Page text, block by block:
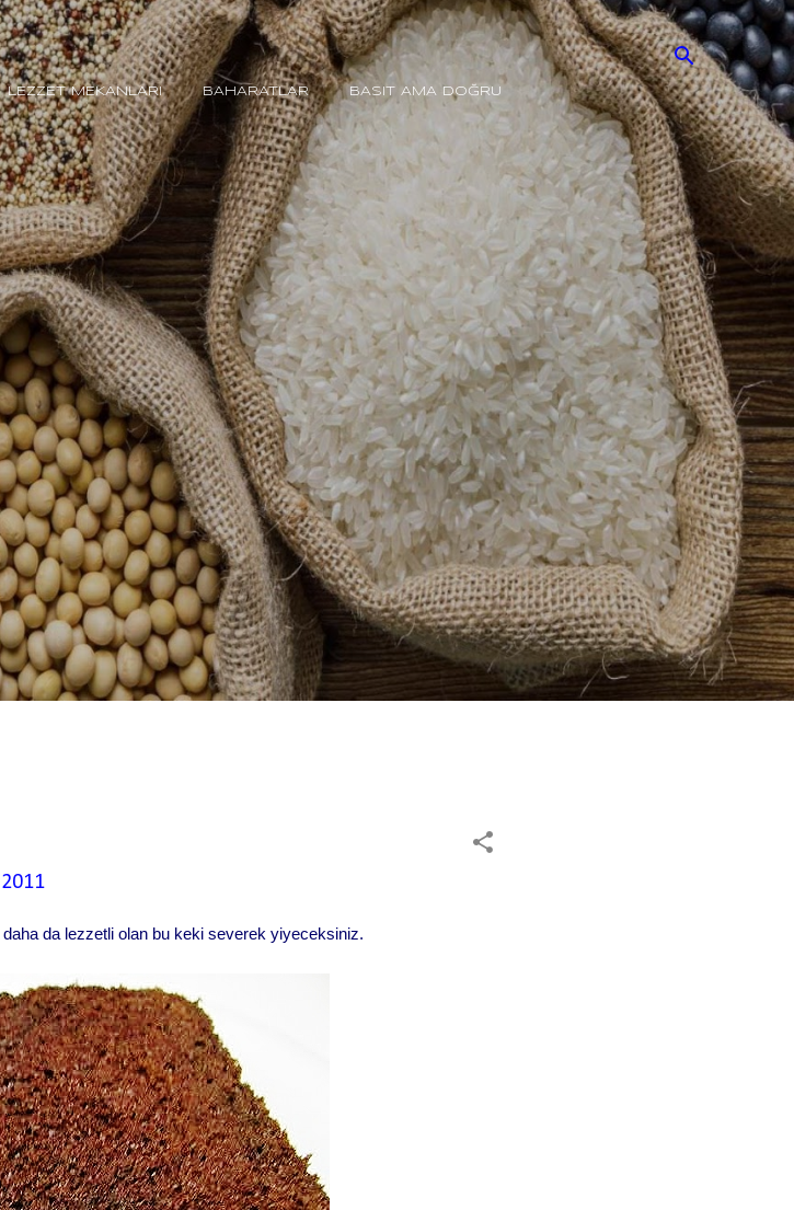
içeriğe atla
LEZZET MEKANLARI BAHARATLAR BASIT AMA DOĞRU
da lezzetli olan bu keki severek yiyeceksiniz.